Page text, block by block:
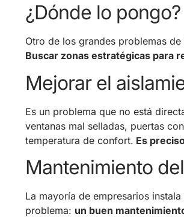
¿Dónde lo pongo?
Otro de los grandes problemas
Buscar zonas estratégicas para
Mejorar el
Es un problema que no está
ventanas mal selladas, puertas
temperatura de confort. Es
Mantenimiento
La mayoría de empresarios
problema: un buen